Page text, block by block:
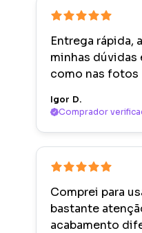
Entrega rápida,
minhas dúvidas
como nas fotos
Igor D.
Comprador
Comprei para
bastante
acabamento